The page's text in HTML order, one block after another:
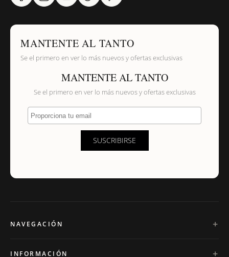
MANTENTE AL TANTO
Se el primero en ver lo más nuevos y ofertas exclusivas
MANTENTE AL TANTO
Se el primero en ver lo más nuevos y ofertas exclusivas
Proporciona tu email
SUSCRIBIRSE
NAVEGACIÓN
INFORMACIÓN